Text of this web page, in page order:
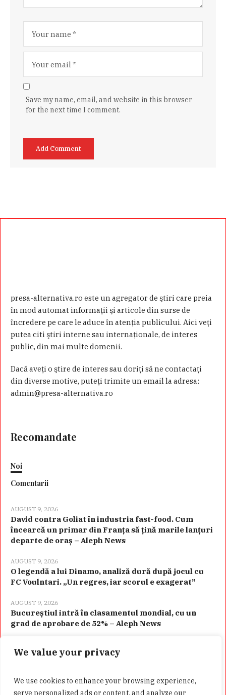
We value your privacy
We use cookies to enhance your browsing experience,
serve personalized ads or content, and analyze our
Save my name, email, and website in this browser
for the next time I comment.
presa-alternativa.ro este un agregator de ştiri care preia
în mod automat informaţii şi articole din surse de
încredere pe care le aduce în atenţia publicului. Aici veţi
putea citi ştiri interne sau internaţionale, de interes
public, din mai multe domenii.
Dacă aveţi o ştire de interes sau doriţi să ne contactaţi
din diverse motive, puteţi trimite un email la adresa:
admin@presa-alternativa.ro
Recomandate
Noi
Comentarii
AUGUST 9, 2026
David contra Goliat în industria fast-food. Cum
încearcă un primar din Franța să țină marile lanțuri
departe de oraș – Aleph News
AUGUST 9, 2026
O legendă a lui Dinamo, analiză dură după jocul cu
FC Voulntari. „Un regres, iar scorul e exagerat”
AUGUST 9, 2026
Bucureștiul intră în clasamentul mondial, cu un
grad de aprobare de 52% – Aleph News
Categorii